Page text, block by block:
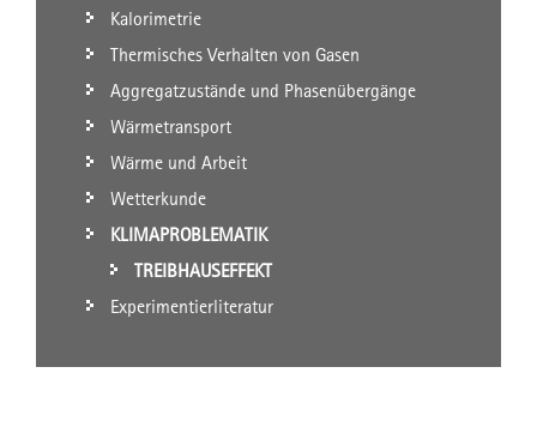
Kalorimetrie
Thermisches Verhalten von Gasen
Aggregatzustände und Phasenübergänge
Wärmetransport
Wärme und Arbeit
Wetterkunde
KLIMAPROBLEMATIK
TREIBHAUSEFFEKT
Experimentierliteratur